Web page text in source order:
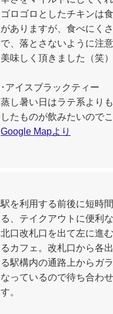
ゴロゴロとしたチキンは
がありますが、食べにく
で、落とさないように注
美味しく頂きました（笑）
･アイスブラックティー
蒸し暑い日はラテ系より
したものが飲みたいのでこ
Google Mapより
駅を利用する前後に短時
る、テイクアウトに便利な
北口改札口を出て左に進
るカフェ。改札口から各
る駅構内の通路上からガ
なっているので待ち合わ
す。